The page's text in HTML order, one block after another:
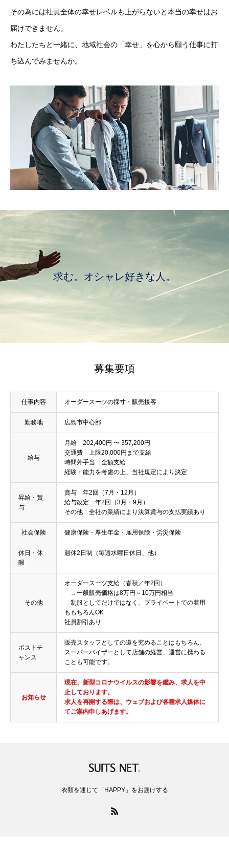
その為には社員全体の幸せレベルも上がらないと本当の幸せはお
届けできません。
わたしたちと一緒に、地域社会の「幸せ」を心から願う仕事に打
ち込んでみませんか。
求む。オシャレ好きな人。
募集要項
仕事内容 オーダースーツの採寸・販売接客
勤務地 広島市中心部
給与
月給 202,400円 〜 357,200円
交通費 上限20,000円まで支給
時間外手当 全額支給
経験・能力を考慮の上、当社規定により決定
昇給・賞
与
賞与 年2回（7月・12月）
給与改定 年2回（3月・9月）
その他 全社の業績により決算賞与の支払実績あり
社会保険 健康保険・厚生年金・雇用保険・労災保険
休日・休
暇
週休2日制（毎週水曜日休日、他）
その他
オーダースーツ支給（春秋／年2回）
→一般販売価格は8万円～10万円相当
制服としてだけではなく、プライベートでの着用
ももちろんOK
社員割引あり
ポストチ
ャンス
販売スタッフとしての道を究めることはもちろん、
スーパーバイザーとして店舗の経営、運営に携わる
ことも可能です。
お知らせ
現在、新型コロナウイルスの影響を鑑み、求人を中
止しております。
求人を再開する際は、ウェブおよび各種求人媒体に
てご案内申しあげます。
衣類を通じて「HAPPY」をお届けする